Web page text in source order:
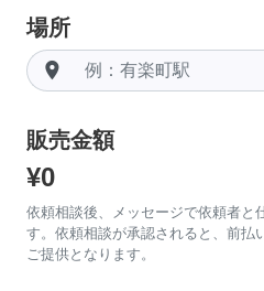
場所
room
販売金額
¥0
依頼相談後、メッセージで依頼者と
す。依頼相談が承認されると、前
ご提供となります。